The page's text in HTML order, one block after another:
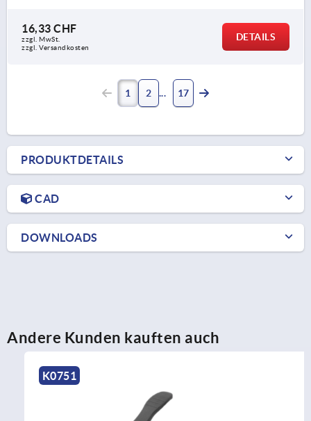
16,33 CHF
zzgl. MwSt.
zzgl. Versandkosten
DETAILS
1 2 17
PRODUKTDETAILS
CAD
DOWNLOADS
Andere Kunden kauften auch
K0751